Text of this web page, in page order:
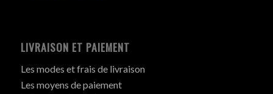
LIVRAISON ET PAIEMENT
Les modes et frais de livraison
Les moyens de paiement